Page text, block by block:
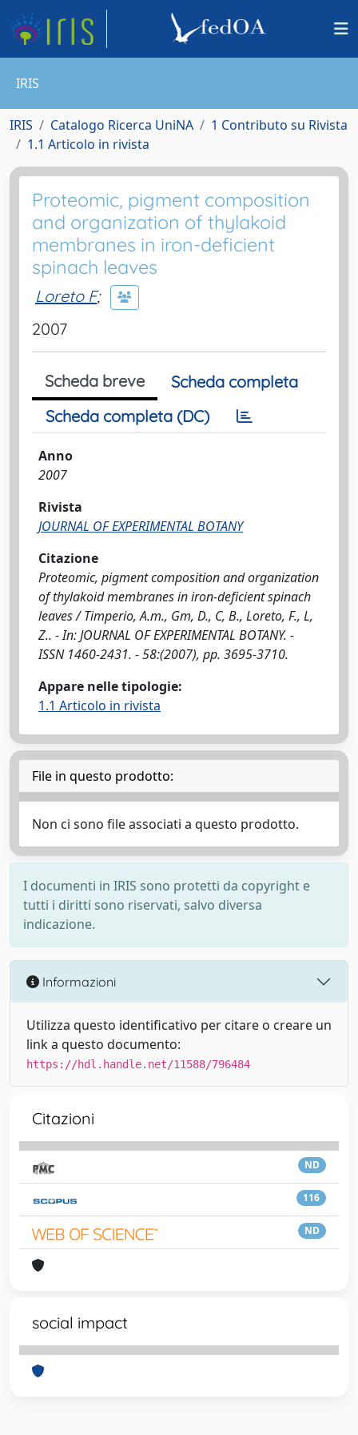
IRIS
IRIS Catalogo Ricerca UniNA
1 Contributo su Rivista
1.1 Articolo in rivista
Proteomic, pigment composition
and organization of thylakoid
membranes in iron-deficient
spinach leaves
Loreto F;
2007
Scheda breve
Scheda completa
Scheda completa (DC)
Anno
2007
Rivista
JOURNAL OF EXPERIMENTAL BOTANY
Citazione
Proteomic, pigment composition and organization
of thylakoid membranes in iron-deficient spinach
leaves / Timperio, A.m., Gm, D., C, B., Loreto, F., L,
Z.. - In: JOURNAL OF EXPERIMENTAL BOTANY. -
ISSN 1460-2431. - 58:(2007), pp. 3695-3710.
Appare nelle tipologie:
1.1 Articolo in rivista
File in questo prodotto:
Non ci sono file associati a questo prodotto.
I documenti in IRIS sono protetti da copyright e
tutti i diritti sono riservati, salvo diversa
indicazione.
Informazioni
Utilizza questo identificativo per citare o creare un
link a questo documento:
https://hdl.handle.net/11588/796484
Citazioni
ND
116
ND
social impact